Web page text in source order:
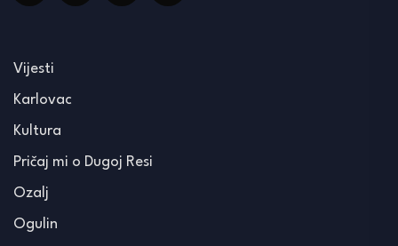
Vijesti
Karlovac
Kultura
Pričaj mi o Dugoj Resi
Ozalj
Ogulin